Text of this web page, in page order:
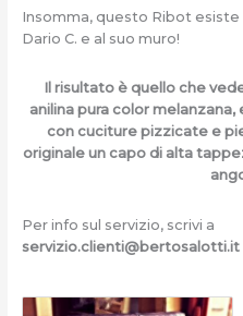
Insomma, questo Ribot esiste
Dario C. e al suo muro!
Il risultato è quello che
anilina pura color melanzana,
con cuciture pizzicate e
originale un capo di alta
Per info sul servizio, scrivi a
servizio.clienti@bertosalotti.it